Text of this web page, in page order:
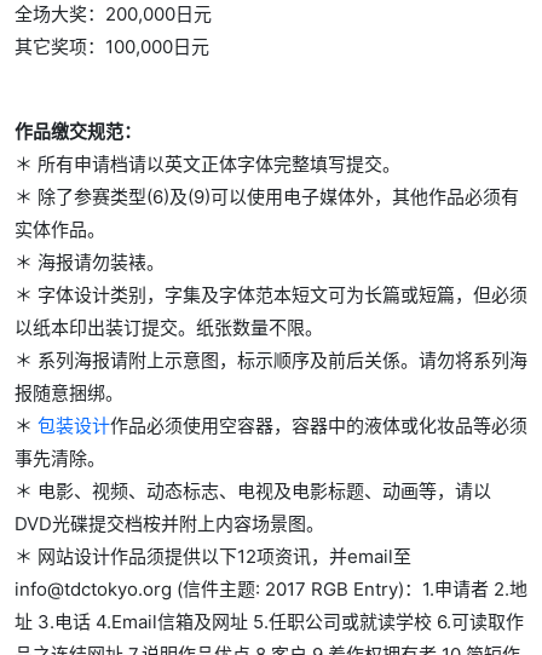
全场大奖：200,000日元
其它奖项：100,000日元
作品缴交规范：
＊ 所有申请档请以英文正体字体完整填写提交。
＊ 除了参赛类型(6)及(9)可以使用电子媒体外，其他作品必须有
实体作品。
＊ 海报请勿装裱。
＊ 字体设计类别，字集及字体范本短文可为长篇或短篇，但必须
以纸本印出装订提交。纸张数量不限。
＊ 系列海报请附上示意图，标示顺序及前后关係。请勿将系列海
报随意捆绑。
＊ 包装设计作品必须使用空容器，容器中的液体或化妆品等必须
事先清除。
＊ 电影、视频、动态标志、电视及电影标题、动画等，请以
DVD光碟提交档桉并附上内容场景图。
＊ 网站设计作品须提供以下12项资讯，并email至
info@tdctokyo.org (信件主题: 2017 RGB Entry)：1.申请者 2.地
址 3.电话 4.Email信箱及网址 5.任职公司或就读学校 6.可读取作